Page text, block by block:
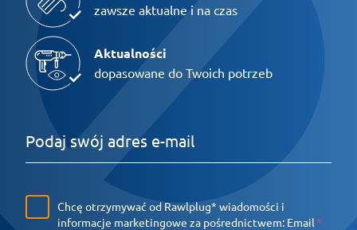
zawsze aktualne i na czas
Aktualności
dopasowane do Twoich potrzeb
Chcę otrzymywać od Rawlplug* wiadomości i
informacje marketingowe za pośrednictwem: Email